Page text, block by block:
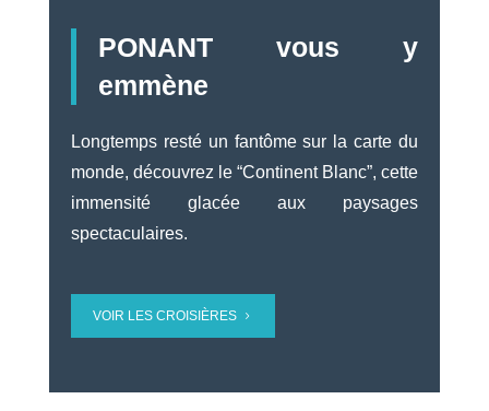
PONANT vous y
emmène
Longtemps resté un fantôme sur la carte du
monde, découvrez le “Continent Blanc”, cette
immensité glacée aux paysages
spectaculaires.
VOIR LES CROISIÈRES